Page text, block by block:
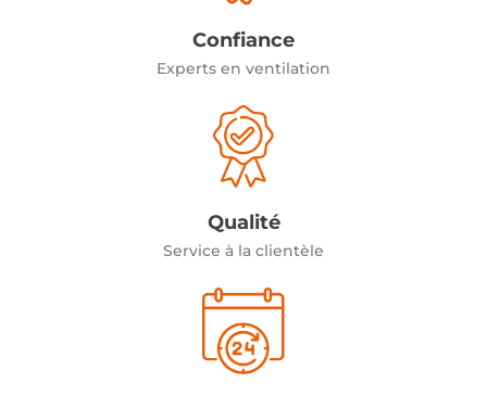
Confiance
Experts en ventilation
Qualité
Service à la clientèle